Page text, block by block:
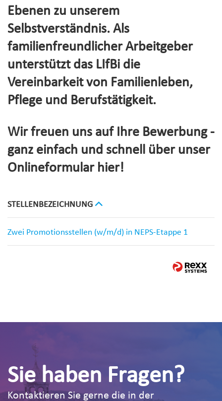
Ebenen zu unserem
Selbstverständnis. Als
familienfreundlicher Arbeitgeber
unterstützt das LIfBi die
Vereinbarkeit von Familienleben,
Pflege und Berufstätigkeit.
Wir freuen uns auf Ihre Bewerbung -
ganz einfach und schnell über unser
Onlineformular hier!
STELLENBEZEICHNUNG
Zwei Promotionsstellen (w/m/d) in NEPS-Etappe 1
Sie haben Fragen?
Kontaktieren Sie gerne die in der